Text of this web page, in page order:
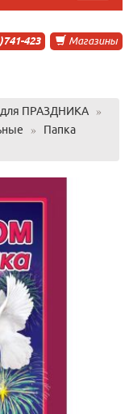
Магазины
423
для ПРАЗДНИКА
»
»
Папка